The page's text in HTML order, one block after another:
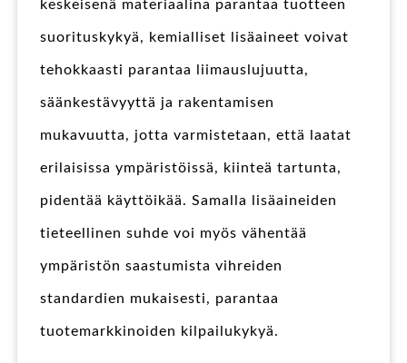
keskeisenä materiaalina parantaa tuotteen
suorituskykyä, kemialliset lisäaineet voivat
tehokkaasti parantaa liimauslujuutta,
säänkestävyyttä ja rakentamisen
mukavuutta, jotta varmistetaan, että laatat
erilaisissa ympäristöissä, kiinteä tartunta,
pidentää käyttöikää. Samalla lisäaineiden
tieteellinen suhde voi myös vähentää
ympäristön saastumista vihreiden
standardien mukaisesti, parantaa
tuotemarkkinoiden kilpailukykyä.